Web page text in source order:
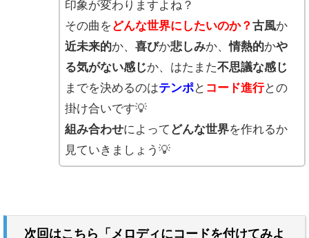
印象が変わりますよね？
その曲をどんな世界にしたいのか？古風か
近未来的か、喜びか悲しみか、情熱的かや
る気がない感じか、はたまた不思議な感じ
までを決めるのはテンポと コード進行との
掛け合いです💡
組み合わせによって どんな世界を作れるか
見ていきましょう💡
次回はこちら「メロディにコードを付けてみよ